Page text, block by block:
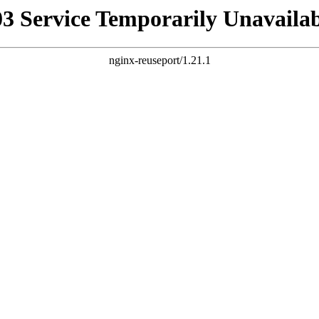
Service Temporarily
nginx-reuseport/1.21.1